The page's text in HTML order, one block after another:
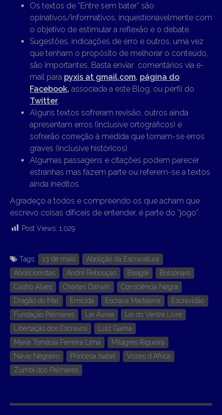
Os textos de “Entre sem bater” são
opinativos/informativos, inquestionavelmente com
o objetivo de estimular a reflexão e o debate.
Sugestões, indicações de erro e outros, uma vez
que tenham o propósito de melhorar o conteúdo,
são importantes. Basta enviar comentários via e-
mail para pyxis at gmail.com, página do
Facebook, associada a este Blog, ou perfil do
Twitter.
Alguns textos sofreram revisão, outros ainda
apresentam erros (inclusive ortográficos) e
sofrerão correção à medida que tornam-se erros
graves (inclusive históricos).
Algumas passagens e citações podem parecer
estranhas mas fazem parte ou referem-se a textos
ainda inéditos.
Agradeço a todos e compreendo os que acham que
escrevo coisas difíceis de entender, é parte do “jogo”.
Post Views: 1.029
Tags: 13 de maio
Abolição da Escravatura
Abolicionistas
André Rebouças Beagle
Bolsonaro
Castro Alves
Charles Darwin
Consciência Negra
Dragão do Mar
Emicida Escrava Madalena
Escravidão
Fundação Palmares
Lei Áurea
Lei do Ventre Livre
Libertação dos Escravos
Luiz Gama
Maria Tomásia Ferreira Lima
Milagres Rigueira
Navio Negreiro
Princesa Isabel
Vozes d´África
Zumbi dos Palmares